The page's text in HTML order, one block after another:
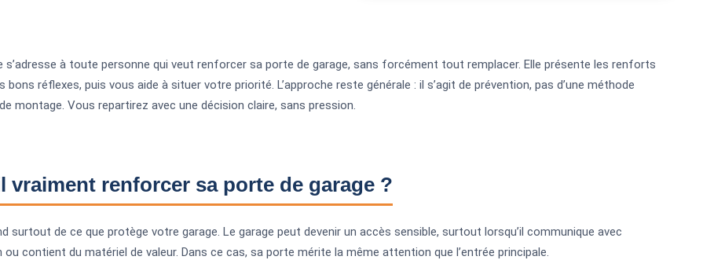
s’adresse à toute personne qui veut renforcer sa porte de garage, sans forcément tout remplacer. Elle présente les renforts
bons réflexes, puis vous aide à situer votre priorité. L’approche reste générale : il s’agit de prévention, pas d’une méthode
montage. Vous repartirez avec une décision claire, sans pression.
vraiment renforcer sa porte de garage ?
surtout de ce que protège votre garage. Le garage peut devenir un accès sensible, surtout lorsqu’il communique avec
ou contient du matériel de valeur. Dans ce cas, sa porte mérite la même attention que l’entrée principale.